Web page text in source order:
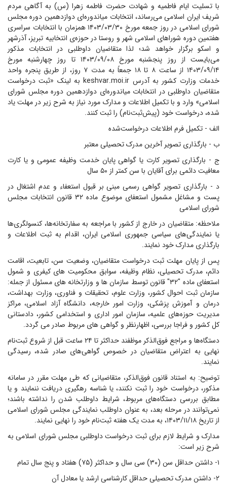
با تسلیت ایام فاطمیه و شهادت حضرت فاطمه زهرا (س) به آگاهی مردم
شریف ایران اسلامی می‌رساند، انتخابات میاندوره‌ای دوازدهمین دوره مجلس
شورای اسلامی در روز جمعه مورخ ۱۴۰۳/۰۳/۳۰ همزمان با انتخابات سراسری
هفتمین دوره شوراهای اسلامی شهر و روستا در حوزه‌ی انتخابیه تبریز، آذرشهر
و اسکو برگزار خواهد شد؛ لذا متقاضیان داوطلبی در انتخابات مذکور
می‌بایست از روز پنجشنبه مورخ ۱۴۰۳/۰۹/۰۸ تا روز چهارشنبه مورخ
۱۴۰۳/۰۹/۱۴ از ساعت ۸ تا ۱۸ جمعاً به مدت ۷ روز، از طریق پنجره واحد
خدمات وزارت کشور به آدرس keshvar.moi.ir به لینک «ثبت درخواست
متقاضیان داوطلبی در انتخابات میاندوره‌ای دوازدهمین دوره مجلس شورای
اسلامی» وارد و با تکمیل اطلاعات و مدارک مورد نیاز به شرح زیر در مهلت یاد
شده، درخواست خود (پیش‌ثبت‌نام) را ثبت کنند.
الف - تکمیل فرم اطلاعات درخواست‌شده
ب - بارگذاری تصویر آخرین مدرک تحصیلی معتبر
ج - بارگذاری تصویر کارت یا گواهی پایان خدمت وظیفه عمومی و یا کارت
معافیت دائمی برای آقایان با سن کمتر از ۵۰ سال
د - بارگذاری تصویر گواهی رسمی مبنی بر قبول استعفاء و عدم اشتغال در
پست و مشاغل مشمول استعفای موضوع ماده ۳۲ قانون انتخابات مجلس
شورای اسلامی
ملاحظه: متقاضیان در خارج از کشور با مراجعه به سفارتخانه‌ها، کنسولگری‌ها
یا نمایندگی‌های سیاسی جمهوری اسلامی ایران، اقدام به ثبت اطلاعات و
بارگذاری مدارک خود نمایند.
پس از پایان مهلت ثبت درخواست متقاضیان، وضعیت سن، تابعیت، اقامت
دائم، مدرک تحصیلی، نظام وظیفه، سوابق محکومیت های کیفری و شمول
استعفای ماده "۳۲" قانون توسط سازمان ها و وزارتخانه های مسئول از جمله:
سازمان ثبت احوال کشور، وزارت علوم، تحقیقات و فناوری، وزارت بهداشت،
درمان و آموزش پزشکی، وزارت امور خارجه، دانشگاه آزاد اسلامی، مراکز
مدیریت حوزه‌های علمیه، سازمان امور اداری و استخدامی کشور، دادستانی
کل کشور و فراجا بررسی، اظهارنظر و گواهی های مربوط صادر می گردد.
دستگاه‌ها و مراجع فوق‌الذکر موظفند حداکثر تا ۲۴ ساعت قبل از شروع ثبت‌نام
نهایی به اعتراض متقاضیان در خصوص گواهی‌های صادر شده، رسیدگی
نمایند.
توضیح: به استناد قانون فوق‌الذکر، متقاضیانی که طی مهلت مقرر در سامانه
مذکور، درخواست خود را ثبت نکنند، یا شناسه رهگیری دریافت ننمایند و یا
مطابق بررسی دستگاه‌های مربوط، شرایط داوطلب شدن را نداشته باشند؛
نمی‌توانند در مرحله بعد، به‌ عنوان داوطلب نمایندگی مجلس شورای اسلامی
از تاریخ ۱۴۰۳/۱۱/۱۸، به مدت یک هفته ثبت‌نام خود را نهایی نمایند.
مدارک و شرایط لازم برای ثبت درخواست داوطلبی مجلس شورای اسلامی به
شرح زیر است:
۱- داشتن حداقل سن (۳۰) سی سال و حداکثر (۷۵) هفتاد و پنج سال تمام
۲- داشتن مدرک تحصیلی حداقل کارشناسی ارشد یا معادل آن